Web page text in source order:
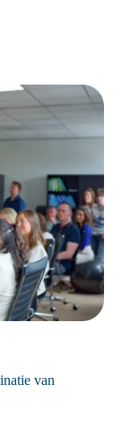
van